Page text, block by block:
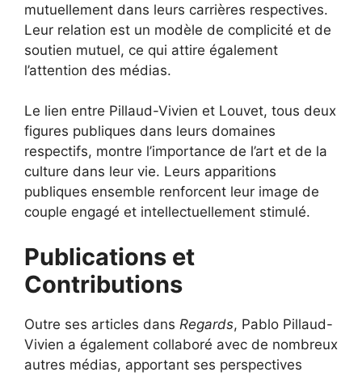
mutuellement dans leurs carrières respectives.
Leur relation est un modèle de complicité et de
soutien mutuel, ce qui attire également
l’attention des médias.
Le lien entre Pillaud-Vivien et Louvet, tous deux
figures publiques dans leurs domaines
respectifs, montre l’importance de l’art et de la
culture dans leur vie. Leurs apparitions
publiques ensemble renforcent leur image de
couple engagé et intellectuellement stimulé.
Publications et
Contributions
Outre ses articles dans Regards, Pablo Pillaud-
Vivien a également collaboré avec de nombreux
autres médias, apportant ses perspectives